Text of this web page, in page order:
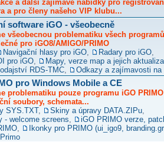
a další zajímavé nabídky pro
a pro členy našeho VIP klubu...
software iGO - všeobecně
všeobecnou problematiku všech
pro iGO8/AMIGO/PRIMO
Navigační hlasy pro iGO Radary pro iGO
pro iGO
Mapy, verze map a jejich
RDS-TMC
Odkazy a zajímavosti na
pro Windows Mobile a CE
problematiku pouze programu iGO
soubory, schemata...
SYS.TXT, Skiny a úpravy DATA.ZIPu
- welcome screens
iGO PRIMO verze,
Ikonky pro PRIMO (ui_igo9,